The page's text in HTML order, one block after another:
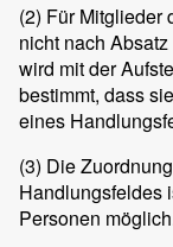
(2) Für Mitglieder
nicht nach
wird mit der
bestimmt, dass
eines
(3) Die
Handlungsfeldes
Personen